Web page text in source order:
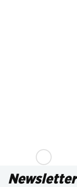
Newsletter